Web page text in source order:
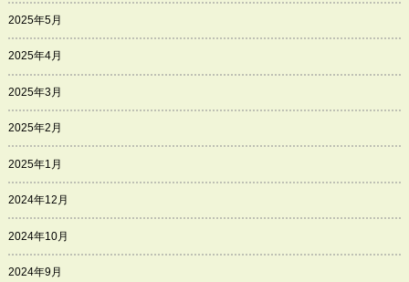
2025年5月
2025年4月
2025年3月
2025年2月
2025年1月
2024年12月
2024年10月
2024年9月